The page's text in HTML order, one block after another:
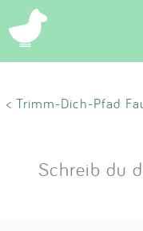
< Trimm-Dich-Pfad
Schreib du